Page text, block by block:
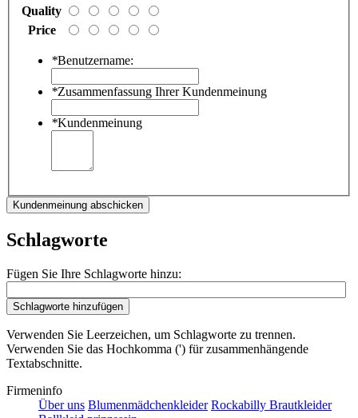
Quality
Price
*Benutzername:
*Zusammenfassung Ihrer Kundenmeinung
*Kundenmeinung
Kundenmeinung abschicken
Schlagworte
Fügen Sie Ihre Schlagworte hinzu:
Schlagworte hinzufügen
Verwenden Sie Leerzeichen, um Schlagworte zu trennen.
Verwenden Sie das Hochkomma (') für zusammenhängende
Textabschnitte.
Firmeninfo
Über uns Blumenmädchenkleider Rockabilly Brautkleider